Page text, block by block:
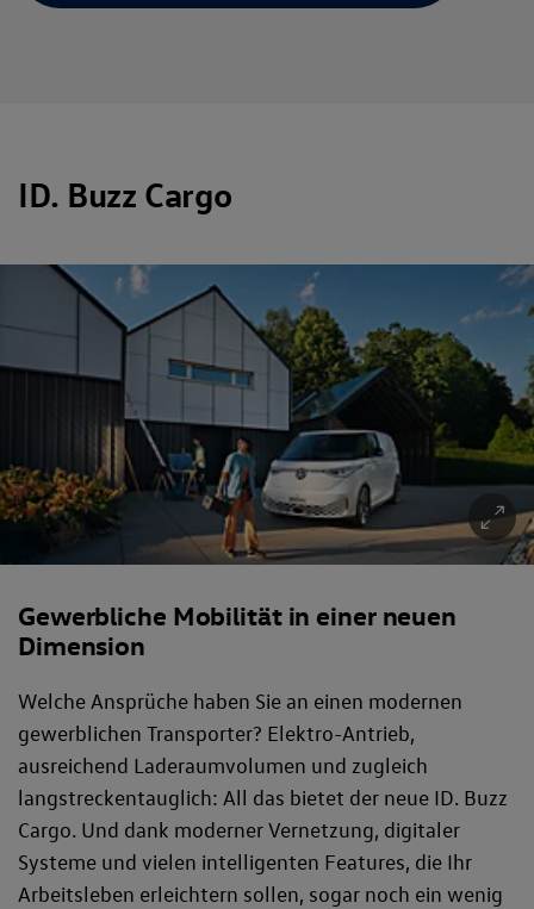
ID. Buzz Cargo
Gewerbliche Mobilität in einer neuen
Dimension
Welche Ansprüche haben Sie an einen modernen
gewerblichen Transporter? Elektro-Antrieb,
ausreichend Laderaumvolumen und zugleich
langstreckentauglich: All das bietet der neue ID. Buzz
Cargo. Und dank moderner Vernetzung, digitaler
Systeme und vielen intelligenten Features, die Ihr
Arbeitsleben erleichtern sollen, sogar noch ein wenig